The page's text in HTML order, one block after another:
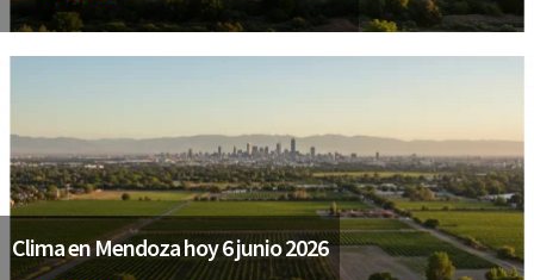
Clima en Mendoza hoy 6 junio 2026